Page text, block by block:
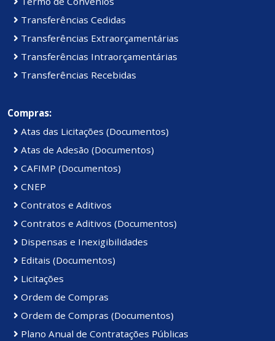
Transferências Cedidas
Transferências Extraorçamentárias
Transferências Intraorçamentárias
Transferências Recebidas
Compras:
Atas das Licitações (Documentos)
Atas de Adesão (Documentos)
CAFIMP (Documentos)
CNEP
Contratos e Aditivos
Contratos e Aditivos (Documentos)
Dispensas e Inexigibilidades
Editais (Documentos)
Licitações
Ordem de Compras
Ordem de Compras (Documentos)
Plano Anual de Contratações Públicas